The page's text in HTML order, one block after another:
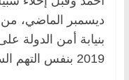
ديسمبر الماضي، من
2019 بنفس التهم السابقة”.